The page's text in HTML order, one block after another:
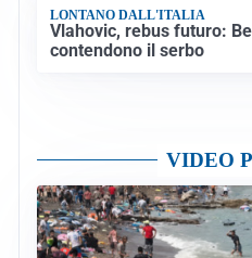
LONTANO DALL'ITALIA
Vlahovic, rebus futuro:
contendono il serbo
VIDEO